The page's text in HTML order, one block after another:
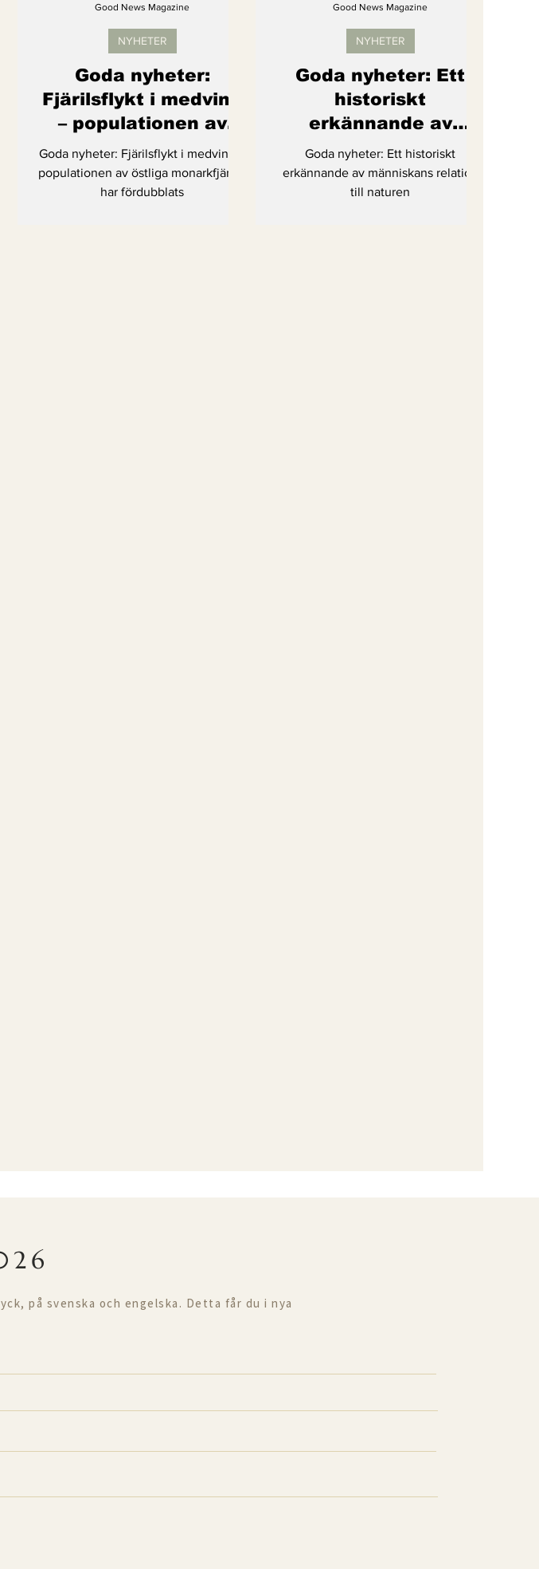
Goda nyheter:
Fjärilsflykt i medvind
– populationen av
östliga monarkfjärilar
har fördubblats
Goda nyheter: Fjärilsflykt i medvind –
populationen av östliga monarkfjärilar
har fördubblats
NYHETER
Good News Magazine
Goda nyheter: Ett
historiskt
erkännande av
människans relation
till naturen
Goda nyheter: Ett historiskt
erkännande av människans relation
till naturen
NYHETER
Good News Magazine
på svenska och engelska. Detta får du i nya